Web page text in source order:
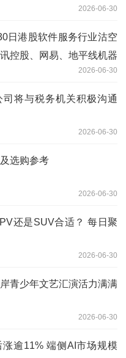
2026-06-30
日港股软件服务行业沽空
控股、网易、地平线机器
2026-06-30
司将与税务机关积极沟通
2026-06-30
选购参考
2026-06-30
还是SUV合适？ 每日聚
2026-06-30
青少年文艺汇演活力满满
2026-06-30
逾11% 端侧AI市场规模